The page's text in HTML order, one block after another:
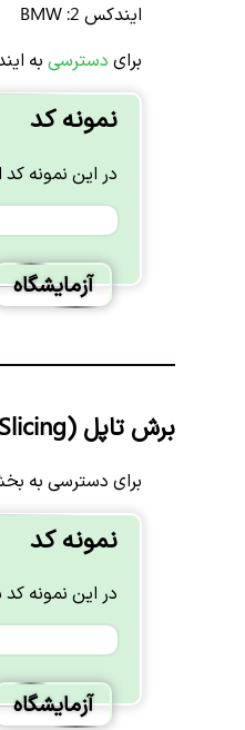
ایندکس 2: BMW
برای دسترسی به
نمونه کد
در این نمونه کد ایندکس 1 از
آزمایشگاه
برش تاپل (Slicing) در پایتون
برای دسترسی به
نمونه کد
در این نمونه کد شاخص
آزمایشگاه